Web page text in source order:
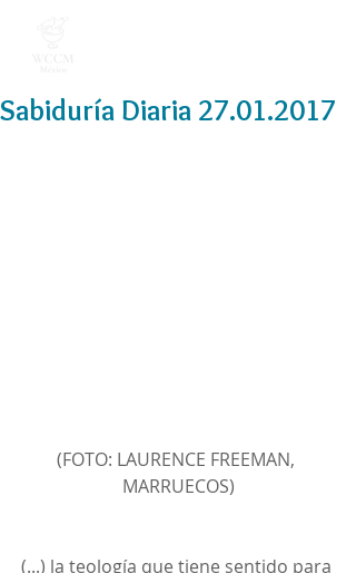
Sabiduría Diaria 27.01.2017
(FOTO: LAURENCE FREEMAN,
MARRUECOS)
(...) la teología que tiene sentido para